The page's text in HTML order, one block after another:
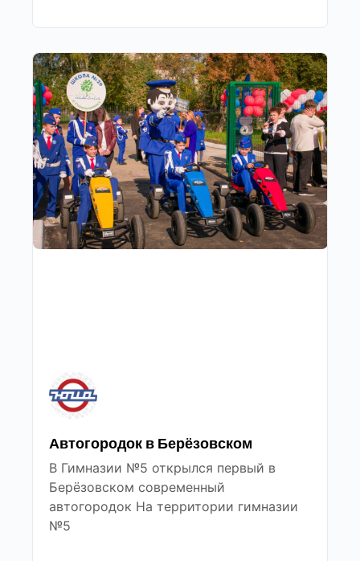
Автогородок в Берёзовском
В Гимназии №5 открылся первый в
Берёзовском современный
автогородок На территории гимназии
№5